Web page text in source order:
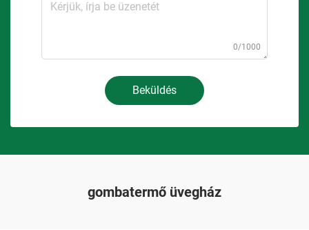
0/1000
Beküldés
gombatermő üvegház